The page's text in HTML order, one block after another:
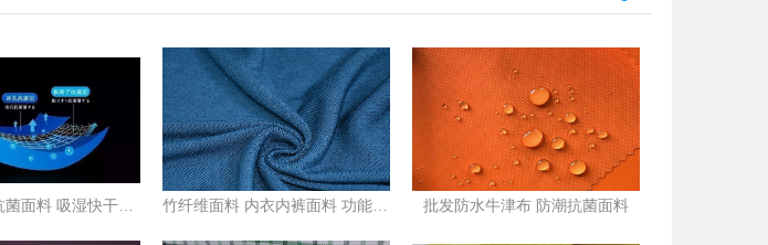
批发防水牛津布 防潮抗菌面料